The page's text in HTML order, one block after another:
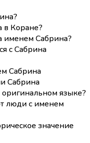
в Коране?
именем Сабрина?
с Сабрина
Сабрина
Сабрина
языке?
люди с именем
значение